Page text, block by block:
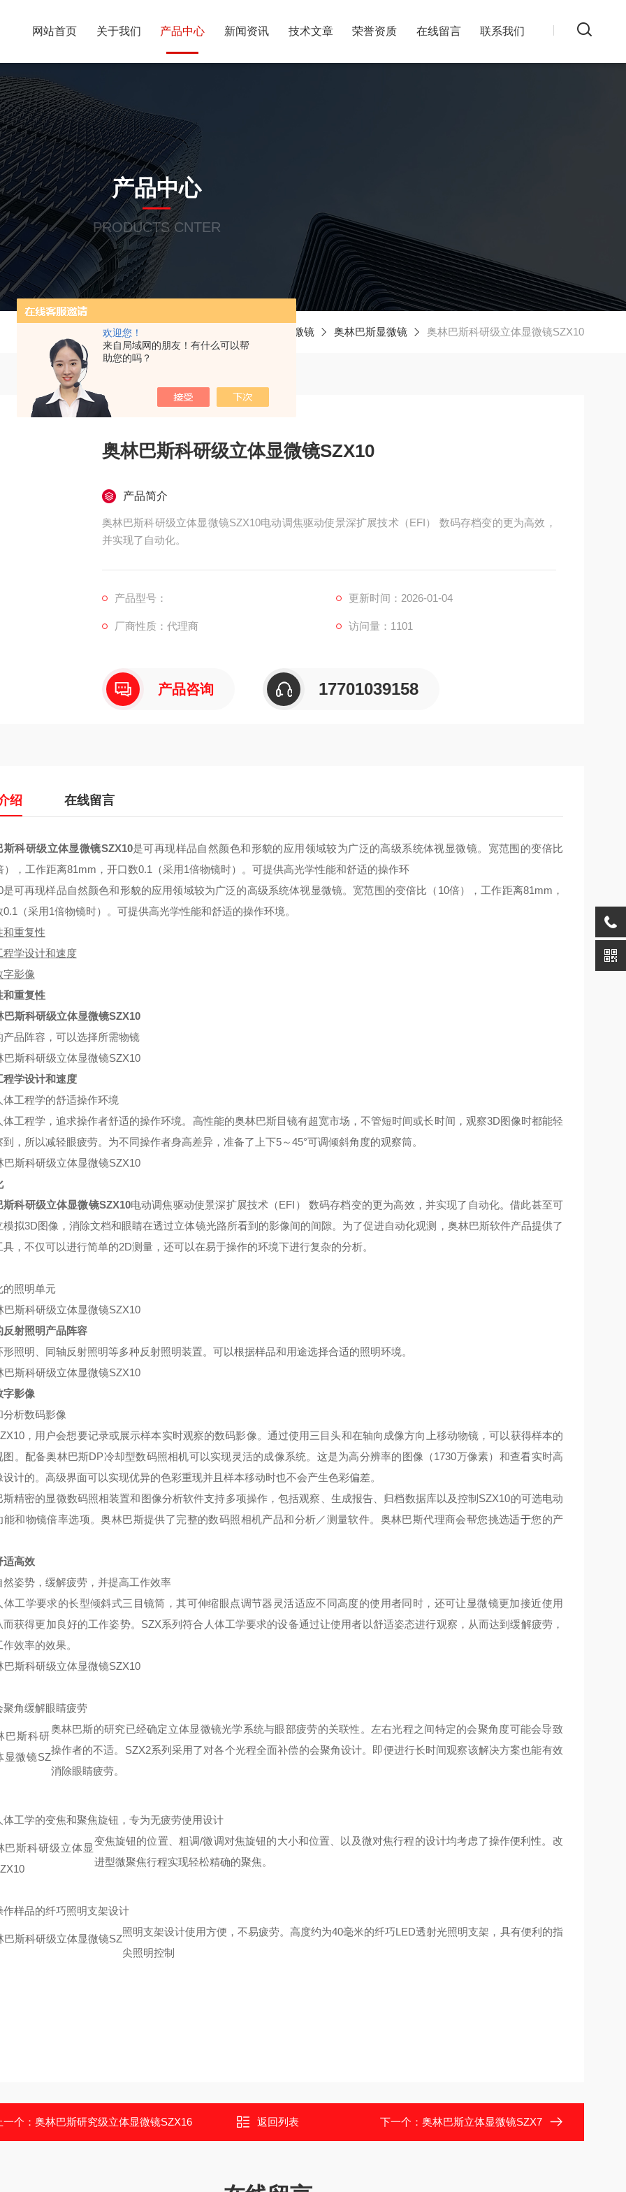
欢迎您！
来自局域网的朋友！有什么可以帮
助您的吗？
网站首页 关于我们 产品中心 新闻资讯 技术文章 荣誉资质 在线留言 联系我们
产品中心
PRODUCTS CNTER
当前位置： 光学显微镜 奥林巴斯显微镜 奥林巴斯科研级立体显微镜SZX10
奥林巴斯科研级立体显微镜SZX10
产品简介
奥林巴斯科研级立体显微镜SZX10电动调焦驱动使景深扩展技术（EFI） 数码存档变的更为高效，
并实现了自动化。
产品型号： 更新时间：2026-01-04
厂商性质：代理商 访问量：1101
产品咨询 17701039158
绍 在线留言
斯科研级立体显微镜SZX10是可再现样品自然颜色和形貌的应用领域较为广泛的高级系统体视显微镜。宽范围的变倍比
），工作距离81mm，开口数0.1（采用1倍物镜时）。可提供高光学性能和舒适的操作环
是可再现样品自然颜色和形貌的应用领域较为广泛的高级系统体视显微镜。宽范围的变倍比（10倍），工作距离81mm，
0.1（采用1倍物镜时）。可提供高光学性能和舒适的操作环境。
和重复性
程学设计和速度
字影像
和重复性
产品阵容，可以选择所需物镜
程学设计和速度
体工程学的舒适操作环境
体工程学，追求操作者舒适的操作环境。高性能的奥林巴斯目镜有超宽市场，不管短时间或长时间，观察3D图像时都能轻
到，所以减轻眼疲劳。为不同操作者身高差异，准备了上下5～45°可调倾斜角度的观察筒。
斯科研级立体显微镜SZX10电动调焦驱动使景深扩展技术（EFI） 数码存档变的更为高效，并实现了自动化。借此甚至可
模拟3D图像，消除文档和眼睛在透过立体镜光路所看到的影像间的间隙。为了促进自动化观测，奥林巴斯软件产品提供了
具，不仅可以进行简单的2D测量，还可以在易于操作的环境下进行复杂的分析。
的照明单元
反射照明产品阵容
形照明、同轴反射照明等多种反射照明装置。可以根据样品和用途选择合适的照明环境。
字影像
分析数码影像
，用户会想要记录或展示样本实时观察的数码影像。通过使用三目头和在轴向成像方向上移动物镜，可以获得样本的
图。配备奥林巴斯DP冷却型数码照相机可以实现灵活的成像系统。这是为高分辨率的图像（1730万像素）和查看实时高
设计的。高级界面可以实现优异的色彩重现并且样本移动时也不会产生色彩偏差。
斯精密的显微数码照相装置和图像分析软件支持多项操作，包括观察、生成报告、归档数据库以及控制SZX10的可选电动
能和物镜倍率选项。奥林巴斯提供了完整的数码照相机产品和分析／测量软件。奥林巴斯代理商会帮您挑选适于您的产
适高效
然姿势，缓解疲劳，并提高工作效率
体工学要求的长型倾斜式三目镜筒，其可伸缩眼点调节器灵活适应不同高度的使用者同时，还可让显微镜更加接近使用
而获得更加良好的工作姿势。SZX系列符合人体工学要求的设备通过让使用者以舒适姿态进行观察，从而达到缓解疲劳，
效率的效果。
聚角缓解眼睛疲劳
奥林巴斯的研究已经确定立体显微镜光学系统与眼部疲劳的关联性。左右光程之间特定的会聚角度可能会导致
操作者的不适。SZX2系列采用了对各个光程全面补偿的会聚角设计。即便进行长时间观察该解决方案也能有效
消除眼睛疲劳。
体工学的变焦和聚焦旋钮，专为无疲劳使用设计
变焦旋钮的位置、粗调/微调对焦旋钮的大小和位置、以及微对焦行程的设计均考虑了操作便利性。改
进型微聚焦行程实现轻松精确的聚焦。
作样品的纤巧照明支架设计
照明支架设计使用方便，不易疲劳。高度约为40毫米的纤巧LED透射光照明支架，具有便利的指
尖照明控制
一个： 奥林巴斯研究级立体显微镜SZX16 返回列表 下一个： 奥林巴斯立体显微镜SZX7